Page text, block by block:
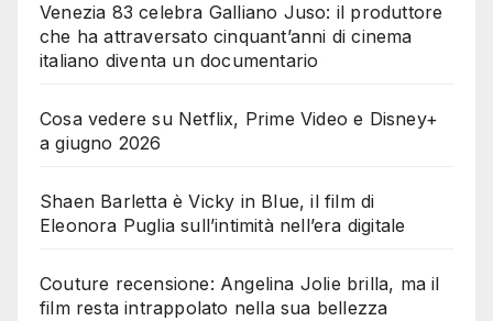
Venezia 83 celebra Galliano Juso: il produttore
che ha attraversato cinquant’anni di cinema
italiano diventa un documentario
Cosa vedere su Netflix, Prime Video e Disney+
a giugno 2026
Shaen Barletta è Vicky in Blue, il film di
Eleonora Puglia sull’intimità nell’era digitale
Couture recensione: Angelina Jolie brilla, ma il
film resta intrappolato nella sua bellezza